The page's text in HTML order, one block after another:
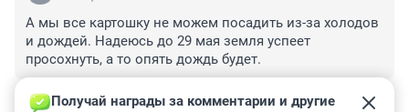
А мы все картошку не можем посадить из-за холодов
и дождей. Надеюсь до 29 мая земля успеет
просохнуть, а то опять дождь будет.
ОТВЕТИТЬ –0
Получай награды за комментарии и другие